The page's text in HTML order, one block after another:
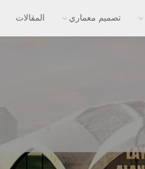
تصميم معماري المقالات